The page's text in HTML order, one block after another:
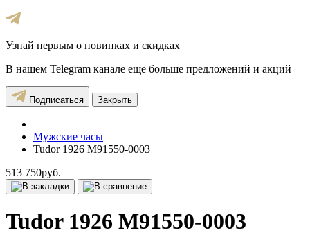
Узнай первым о новинках и скидках
В нашем Telegram канале еще больше предложений и акций
Подписаться Закрыть
Мужские часы
Tudor 1926 M91550-0003
513 750руб.
Tudor 1926 M91550-0003